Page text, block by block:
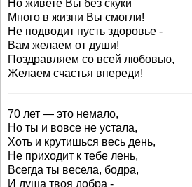
Но живете Вы без скуки
Много в жизни Вы смогли!
Не подводит пусть здоровье -
Вам желаем от души!
Поздравляем со всей любовью,
Желаем счастья впереди!
70 лет — это немало,
Но ты и вовсе не устала,
Хоть и крутишься весь день,
Не приходит к тебе лень,
Всегда ты весела, бодра,
И душа твоя добра -